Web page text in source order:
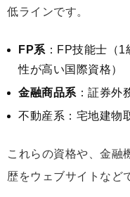
低ラインです。
FP系 ：FP技能士（
性が高い国際資格）
金融商品系 ：証券外
不動産系：宅地建物
これらの資格や、金融
歴をウェブサイトなど